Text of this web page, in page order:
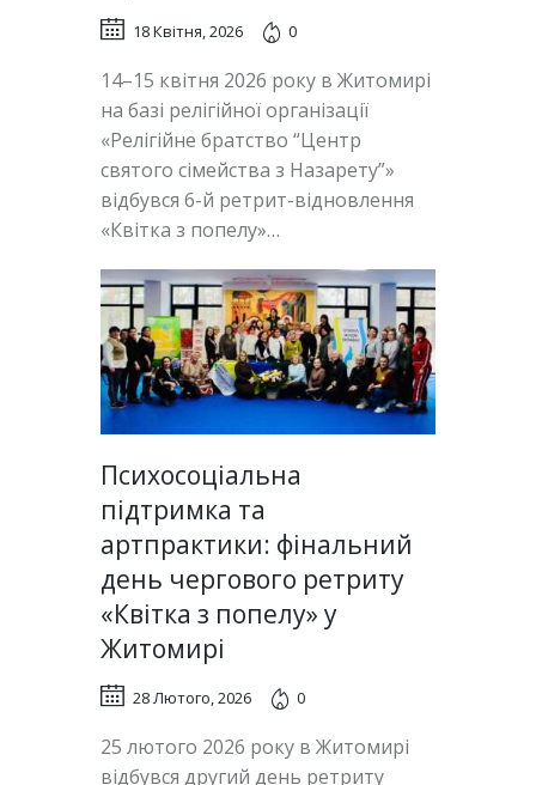
18 Квітня, 2026 0
14–15 квітня 2026 року в Житомирі
на базі релігійної організації
«Релігійне братство “Центр
святого сімейства з Назарету”»
відбувся 6-й ретрит-відновлення
«Квітка з попелу»…
Психосоціальна
підтримка та
артпрактики: фінальний
день чергового ретриту
«Квітка з попелу» у
Житомирі
28 Лютого, 2026 0
25 лютого 2026 року в Житомирі
відбувся другий день ретриту